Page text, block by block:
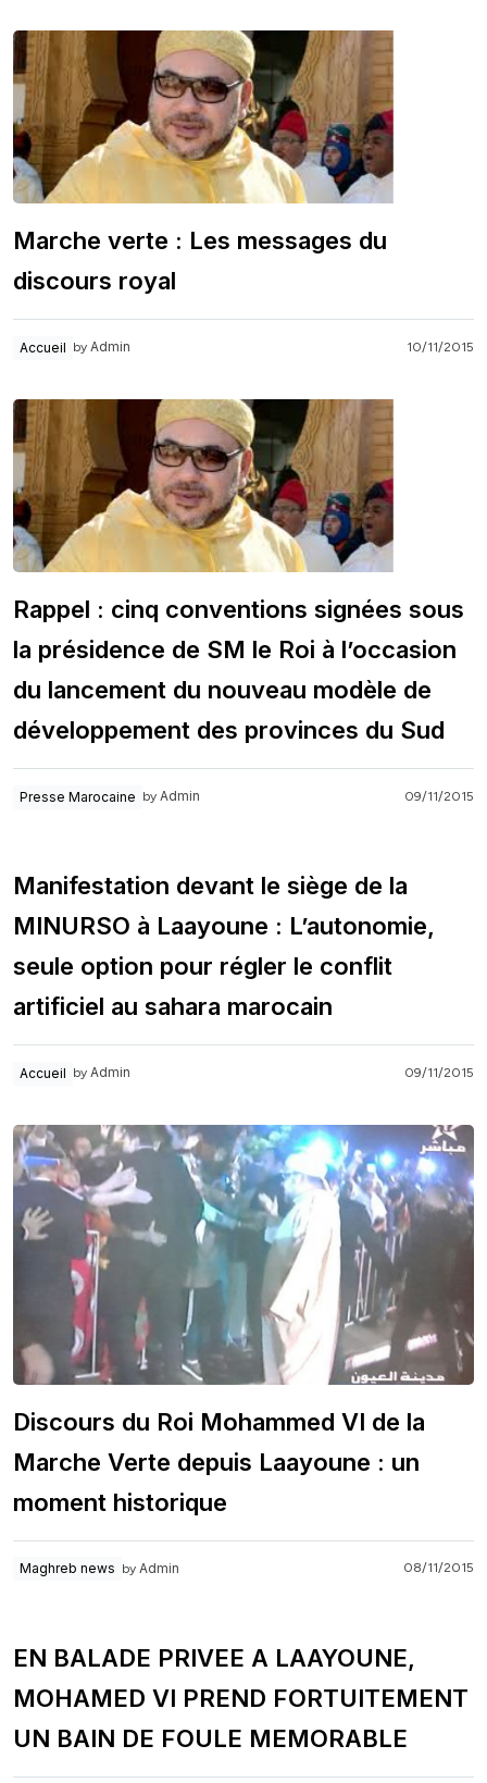
Marche verte : Les messages du
discours royal
Accueil by Admin 10/11/2015
Rappel : cinq conventions signées sous
la présidence de SM le Roi à l’occasion
du lancement du nouveau modèle de
développement des provinces du Sud
Presse Marocaine by Admin 09/11/2015
Manifestation devant le siège de la
MINURSO à Laayoune : L’autonomie,
seule option pour régler le conflit
artificiel au sahara marocain
Accueil by Admin 09/11/2015
Discours du Roi Mohammed VI de la
Marche Verte depuis Laayoune : un
moment historique
Maghreb news by Admin 08/11/2015
EN BALADE PRIVEE A LAAYOUNE,
MOHAMED VI PREND FORTUITEMENT
UN BAIN DE FOULE MEMORABLE